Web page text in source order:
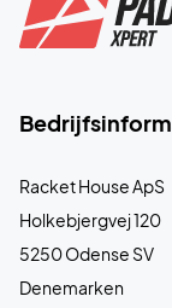
Racket House ApS
Holkebjergvej 120
5250 Odense SV
Denemarken